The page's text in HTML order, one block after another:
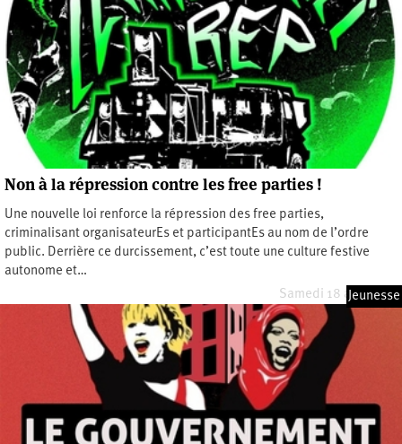
Non à la répression contre les free parties !
Une nouvelle loi renforce la répression des free parties,
criminalisant organisateurEs et participantEs au nom de l’ordre
public. Derrière ce durcissement, c’est toute une culture festive
autonome et…
Samedi 18 avril 2026
Jeunesse